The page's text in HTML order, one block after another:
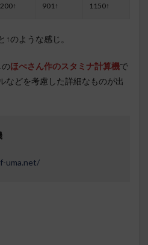
901↑ 1150↑
↑のような感じ。
ほぺさん作のスタミナ計算機で
などを考慮した詳細なものが出
uma.net/